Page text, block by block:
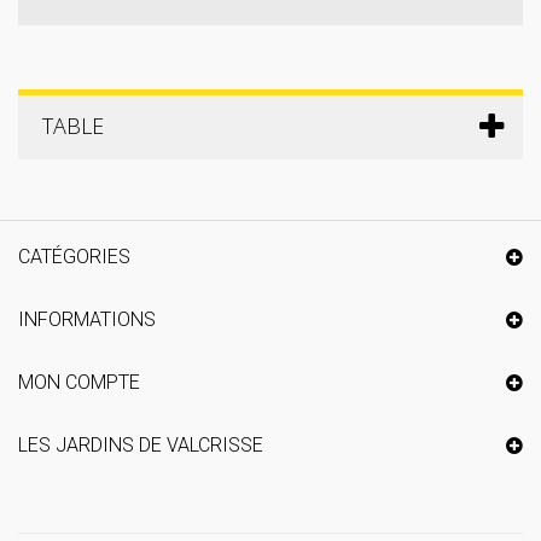
TABLE
CATÉGORIES
INFORMATIONS
MON COMPTE
LES JARDINS DE VALCRISSE